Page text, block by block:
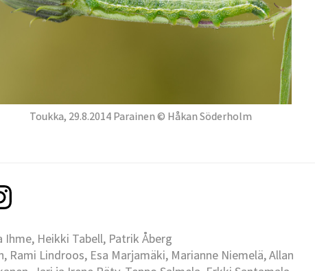
Toukka, 29.8.2014 Parainen © Håkan Söderholm
Heikki Tabell, Patrik Åberg
Lindroos, Esa Marjamäki, Marianne Niemelä, Allan